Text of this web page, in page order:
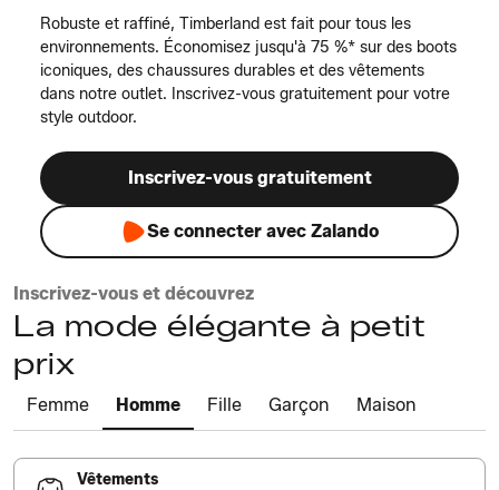
Robuste et raffiné, Timberland est fait pour tous les
environnements. Économisez jusqu'à 75 %* sur des boots
iconiques, des chaussures durables et des vêtements
dans notre outlet. Inscrivez-vous gratuitement pour votre
style outdoor.
Inscrivez-vous gratuitement
Se connecter avec Zalando
Inscrivez-vous et découvrez
La mode élégante à petit
prix
Femme Homme Fille Garçon Maison
Vêtements